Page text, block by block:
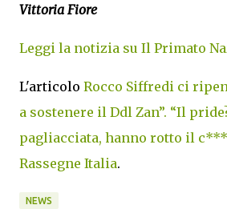
Vittoria Fiore
Leggi la notizia su Il Primato
L'articolo Rocco Siffredi ci
a sostenere il Ddl Zan”. “Il
pagliacciata, hanno rotto il
Rassegne Italia.
NEWS